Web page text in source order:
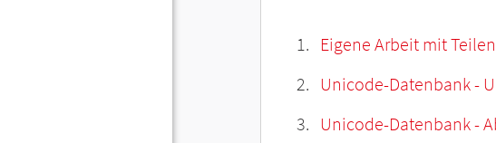
Eigene Arbeit mit
Unicode-Datenbank -
Unicode-Datenbank -